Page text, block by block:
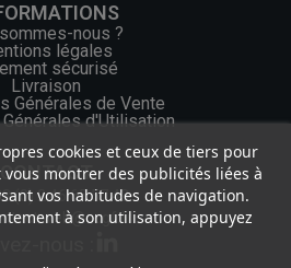
nous ?
légales
sécurisé
Livraison
Générales de Vente
d'Utilisation
CONTACT
(0) 2 46 65 57 43
nous :
cookies et ceux de tiers pour
montrer des publicités liées à
vos habitudes de navigation.
à son utilisation, appuyez